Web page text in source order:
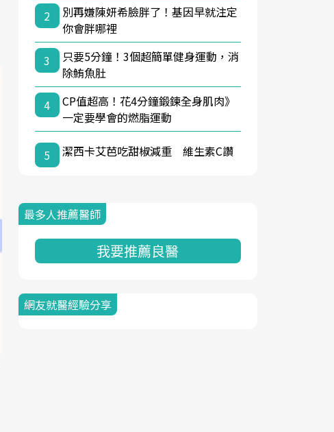
2
別再嫌陳妍希臉胖了！基因早就注定
你會胖哪裡
3
只要5分鐘！3個超簡單健身運動，消
除鮪魚肚
4
CP值超高！花4分鐘鍛鍊全身肌肉》
一定要學會的燃脂運動
5 潔西卡艾芭吃甜椒減重 維生素C讚
最多人推薦醫師
我要推薦良醫
網友就醫經驗分享